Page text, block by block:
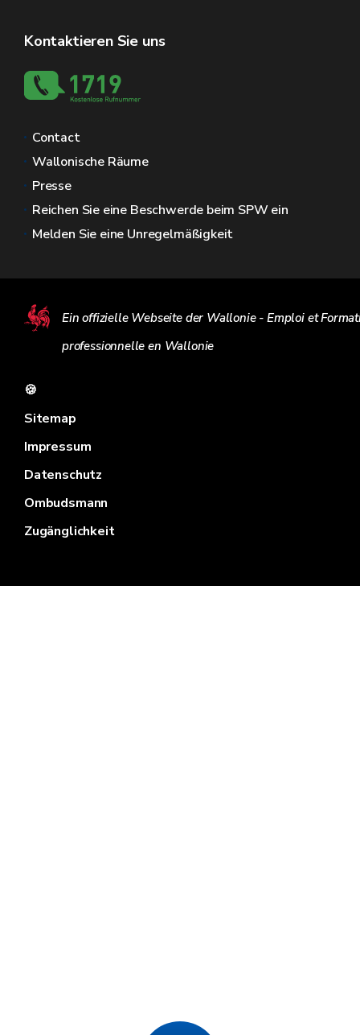
Kontaktieren Sie uns
Contact
Wallonische Räume
Presse
Reichen Sie eine Beschwerde beim SPW ein
Melden Sie eine Unregelmäßigkeit
Ein offizielle Webseite der Wallonie - Emploi et
professionnelle en Wallonie
🍪
Sitemap
Impressum
Datenschutz
Ombudsmann
Zugänglichkeit